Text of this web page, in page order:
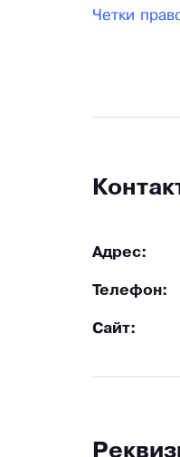
Четки
Адрес:
Телефон:
Сайт: